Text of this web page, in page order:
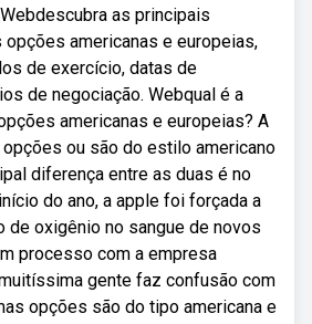
as principais
americanas e europeias,
de exercício, datas de
de negociação. Webqual é a
americanas e europeias? A
ou são do estilo americano
diferença entre as duas é no
do ano, a apple foi forçada a
de oxigênio no sangue de novos
processo com a empresa
gente faz confusão com
opções são do tipo americana e